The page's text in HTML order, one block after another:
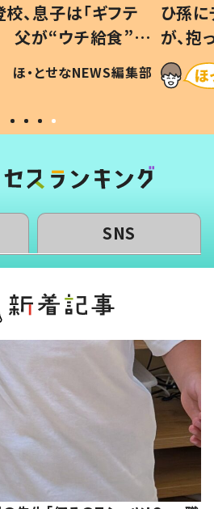
、息子は「ギフテ
父が“ウチ給食”を
由とは #令和の親
ほ・とせなNEWS編集部
ひ孫
が、
「涙が
い」
SNS